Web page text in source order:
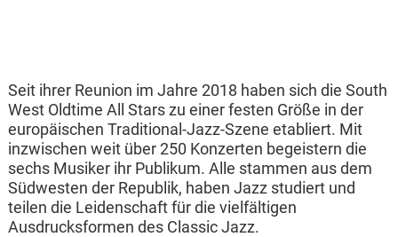
Seit ihrer Reunion im Jahre 2018 haben sich die South
West Oldtime All Stars zu einer festen Größe in der
europäischen Traditional-Jazz-Szene etabliert. Mit
inzwischen weit über 250 Konzerten begeistern die
sechs Musiker ihr Publikum. Alle stammen aus dem
Südwesten der Republik, haben Jazz studiert und
teilen die Leidenschaft für die vielfältigen
Ausdrucksformen des Classic Jazz.